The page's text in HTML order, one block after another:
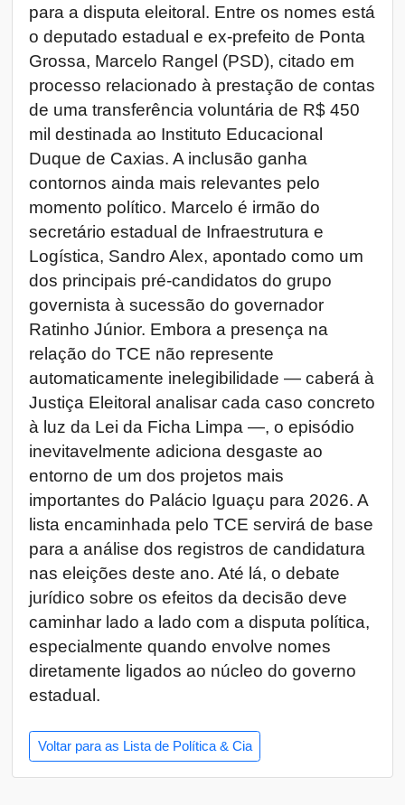
para a disputa eleitoral. Entre os nomes está
o deputado estadual e ex-prefeito de Ponta
Grossa, Marcelo Rangel (PSD), citado em
processo relacionado à prestação de contas
de uma transferência voluntária de R$ 450
mil destinada ao Instituto Educacional
Duque de Caxias. A inclusão ganha
contornos ainda mais relevantes pelo
momento político. Marcelo é irmão do
secretário estadual de Infraestrutura e
Logística, Sandro Alex, apontado como um
dos principais pré-candidatos do grupo
governista à sucessão do governador
Ratinho Júnior. Embora a presença na
relação do TCE não represente
automaticamente inelegibilidade — caberá à
Justiça Eleitoral analisar cada caso concreto
à luz da Lei da Ficha Limpa —, o episódio
inevitavelmente adiciona desgaste ao
entorno de um dos projetos mais
importantes do Palácio Iguaçu para 2026. A
lista encaminhada pelo TCE servirá de base
para a análise dos registros de candidatura
nas eleições deste ano. Até lá, o debate
jurídico sobre os efeitos da decisão deve
caminhar lado a lado com a disputa política,
especialmente quando envolve nomes
diretamente ligados ao núcleo do governo
estadual.
Voltar para as Lista de Política & Cia